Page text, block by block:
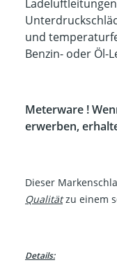
und
Benzin- oder Öl-
Meterware !
erwerben,
Dieser
Qualitätzu einem
Details: